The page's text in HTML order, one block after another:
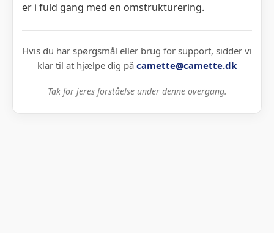
er i fuld gang med en omstrukturering.
Hvis du har spørgsmål eller brug for support, sidder vi
klar til at hjælpe dig på camette@camette.dk
Tak for jeres forståelse under denne overgang.